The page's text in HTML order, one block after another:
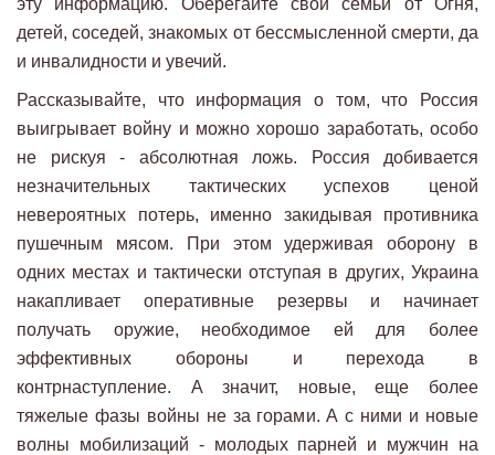
детей, соседей, знакомых от бессмысленной смерти, да
и инвалидности и увечий.
Рассказывайте, что информация о том, что Россия
выигрывает войну и можно хорошо заработать, особо
не рискуя - абсолютная ложь. Россия добивается
незначительных тактических успехов ценой
невероятных потерь, именно закидывая противника
пушечным мясом. При этом удерживая оборону в
одних местах и тактически отступая в других, Украина
накапливает оперативные резервы и начинает
получать оружие, необходимое ей для более
эффективных обороны и перехода в
контрнаступление. А значит, новые, еще более
тяжелые фазы войны не за горами. А с ними и новые
волны мобилизаций - молодых парней и мужчин на